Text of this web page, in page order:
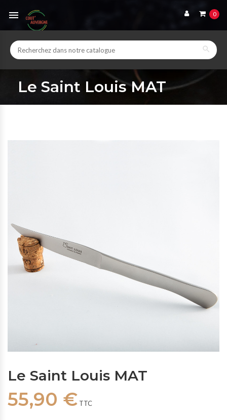
 0

Le Saint Louis MAT
Le Saint Louis MAT
55,90 € TTC